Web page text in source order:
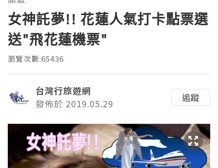
女神託夢!! 花蓮人氣打卡點票選
送"飛花蓮機票"
瀏覽次數:65436
台灣行旅遊網
發佈於 2019.05.29
追蹤